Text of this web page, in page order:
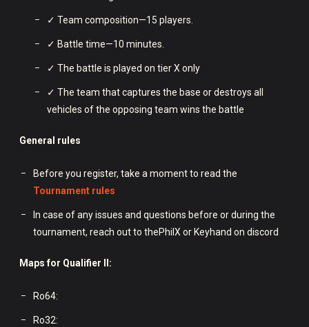
✓ Team composition—15 players.
✓ Battle time—10 minutes.
✓ The battle is played on tier X only
✓ The team that captures the base or destroys all
vehicles of the opposing team wins the battle
General rules
Before you register, take a moment to read the
Tournament rules
In case of any issues and questions before or during the
tournament, reach out to thePhilX or Keyhand on discord
Maps for Qualifier II:
Ro64:
Ro32: